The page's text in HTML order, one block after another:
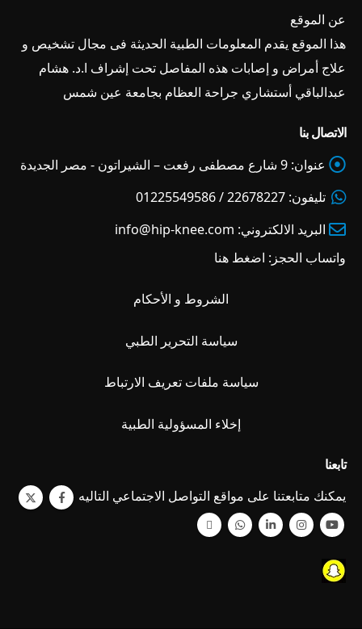
عن الموقع
هذا الموقع يقدم المعلومات الطبية الحديثة فى مجال تشخيص و
علاج أمراض و إصابات هذه المفاصل تحت إشراف ا.د. هشام
عبدالباقي أستشاري جراحة العظام بجامعة عين شمس
الاتصال بنا
عنوان: 9 شارع مصطفى رفعت – الشيراتون - مصر الجديدة
تليفون: 22678227 / 01225549586
البريد الالكتروني: info@hip-knee.com
واتساب الحجز: اضغط هنا
الشروط و الأحكام
سياسة التحرير الطبي
سياسة ملفات تعريف الارتباط
إخلاء المسؤولية الطبية
تابعنا
يمكنك متابعتنا على مواقع التواصل الاجتماعي التاليه